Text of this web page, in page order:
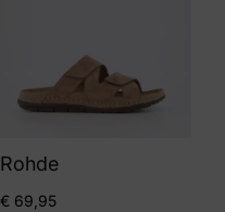
Rohde
€ 69,95